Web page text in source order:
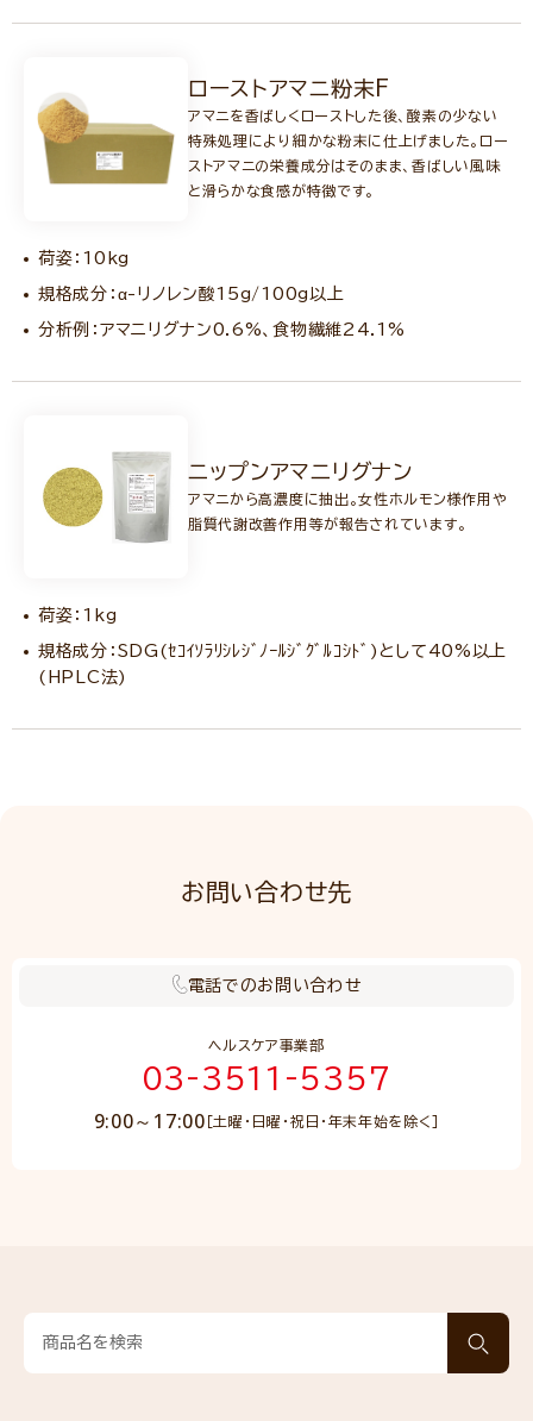
ローストアマニ粉末F
アマニを香ばしくローストした後、酸素の少ない
特殊処理により細かな粉末に仕上げました。ロー
ストアマニの栄養成分はそのまま、香ばしい風味
と滑らかな食感が特徴です。
荷姿：10kg
規格成分：α-リノレン酸15g/100g以上
分析例：アマニリグナン0.6%、食物繊維24.1%
ニップンアマニリグナン
アマニから高濃度に抽出。女性ホルモン様作用や
脂質代謝改善作用等が報告されています。
荷姿：1kg
規格成分：SDG(ｾｺｲｿﾗﾘｼﾚｼﾞﾉｰﾙｼﾞｸﾞﾙｺｼﾄﾞ)として40%以上
(HPLC法)
お問い合わせ先
電話でのお問い合わせ
ヘルスケア事業部
03-3511-5357
9:00～17:00 ［土曜・日曜・祝日・年末年始を除く］